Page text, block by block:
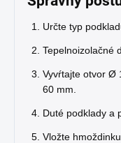
Určte typ
Tepelnoizolačné
Vyvŕtajte otvor Ø
60 mm.
Duté podklady a
Vložte